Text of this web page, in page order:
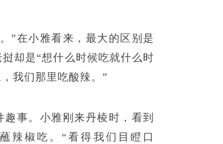
”在小雅看来，最大的区别是
却是“想什么时候吃就什么时
我们那里吃酸辣。”
事。小雅刚来丹棱时，看到
辣椒吃。“看得我们目瞪口